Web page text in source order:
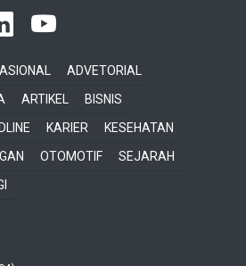
ADVETORIAL
ARTIKEL
BISNIS
KARIER
KESEHATAN
OTOMOTIF
SEJARAH